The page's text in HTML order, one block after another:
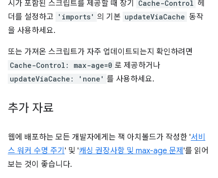
시가 포함된 스크립트를 제공할 때 장기
Cache-Control 헤
더를 설정하고
'imports' 의 기본 updateViaCache 동작
을 사용하세요.
또는 가져온 스크립트가 자주 업데이트되는지 확인하려면
Cache-Control: max-age=0 로 제공하거나
updateViaCache: 'none' 를 사용하세요.
추가 자료
웹에 배포하는 모든 개발자에게는 잭 아치볼드가 작성한 '서비
스 워커 수명 주기 ' 및 '캐싱 권장사항 및 max-age 문제 '를 읽어
보는 것이 좋습니다.